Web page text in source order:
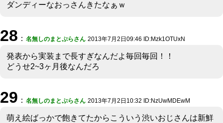
ダンディーなおっさんきたなぁｗ
28 ： 名無しのまとぷらさん 2013年7月2日09:46 ID:Mzk1OTUxN
発表から実装まで長すぎなんだよ毎回毎回！！
どうせ2~3ヶ月後なんだろ
29 ： 名無しのまとぷらさん 2013年7月2日10:32 ID:NzUwMDEwM
萌え絵ばっかで飽きてたからこういう渋いおじさんは新鮮